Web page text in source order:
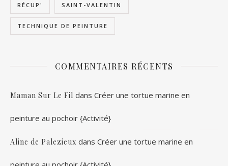
RÉCUP' SAINT-VALENTIN
TECHNIQUE DE PEINTURE
COMMENTAIRES RÉCENTS
Maman Sur Le Fil dans Créer une tortue marine en
peinture au pochoir {Activité}
Aline de Palezieux dans Créer une tortue marine en